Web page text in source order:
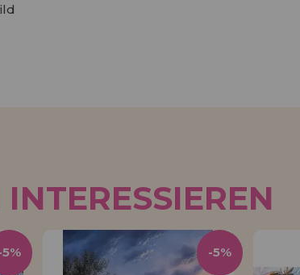
5% -5%